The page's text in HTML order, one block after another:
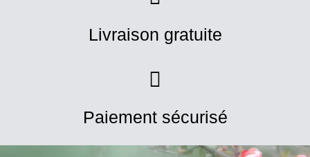
Livraison gratuite
Paiement sécurisé